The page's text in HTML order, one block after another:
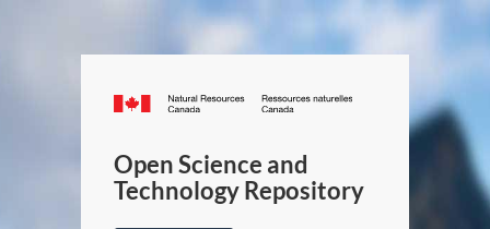
Canada.ca
/
Canada
Open Science and
Technology Repository